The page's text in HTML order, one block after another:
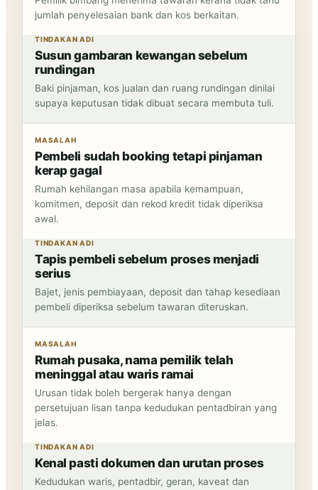
jumlah penyelesaian bank dan kos berkaitan.
TINDAKAN ADI
Susun gambaran kewangan sebelum
rundingan
Baki pinjaman, kos jualan dan ruang rundingan dinilai
supaya keputusan tidak dibuat secara membuta tuli.
MASALAH
Pembeli sudah booking tetapi pinjaman
kerap gagal
Rumah kehilangan masa apabila kemampuan,
komitmen, deposit dan rekod kredit tidak diperiksa
awal.
TINDAKAN ADI
Tapis pembeli sebelum proses menjadi
serius
Bajet, jenis pembiayaan, deposit dan tahap kesediaan
pembeli diperiksa sebelum tawaran diteruskan.
MASALAH
Rumah pusaka, nama pemilik telah
meninggal atau waris ramai
Urusan tidak boleh bergerak hanya dengan
persetujuan lisan tanpa kedudukan pentadbiran yang
jelas.
TINDAKAN ADI
Kenal pasti dokumen dan urutan proses
Kedudukan waris, pentadbir, geran, kaveat dan